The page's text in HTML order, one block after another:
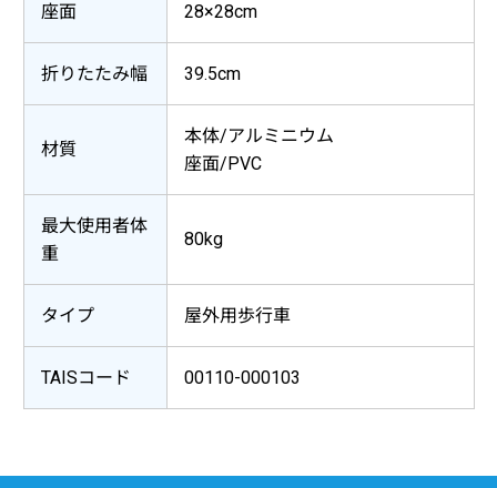
座面 28×28cm
折りたたみ幅 39.5cm
材質
本体/アルミニウム
座面/PVC
最大使用者体
重
80kg
タイプ 屋外用歩行車
TAISコード 00110-000103